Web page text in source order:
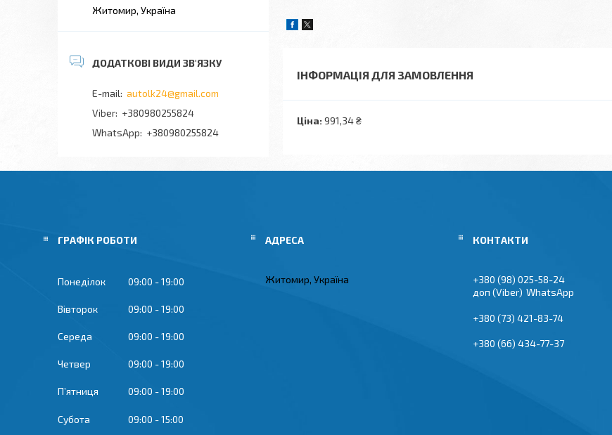
ІНФОРМАЦІЯ ДЛЯ ЗАМОВЛЕННЯ
Ціна: 991,34 ₴
Житомир, Україна
autolk24@gmail.com
+380980255824
+380980255824
ГРАФІК РОБОТИ
Понеділок 09:00 19:00
Вівторок 09:00 19:00
Середа 09:00 19:00
Четвер 09:00 19:00
Пʼятниця 09:00 19:00
Субота 09:00 15:00
Житомир, Україна
+380 (98) 025-58-24
Viber WhatsApp
+380 (73) 421-83-74
+380 (66) 434-77-37